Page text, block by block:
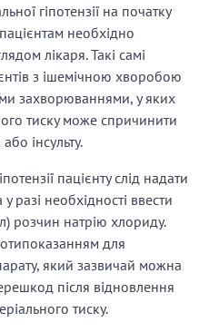
гіпотензії на початку
необхідно
лікаря. Такі самі
з ішемічною хворобою
захворюваннями, у яких
тиску може спричинити
інсульту.
пацієнту слід надати
разі необхідності ввести
розчин натрію хлориду.
для
який зазвичай можна
після відновлення
тиску.